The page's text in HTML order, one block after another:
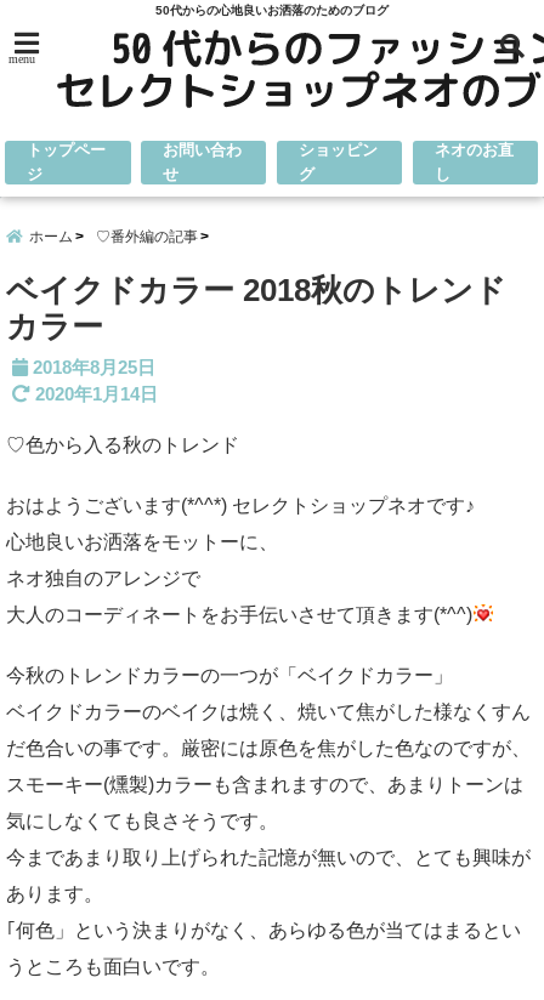
50代からの心地良いお洒落のためのブログ
menu
トップペー
ジ
お問い合わ
せ
ショッピン
グ
ネオのお直
し
ホーム ♡番外編の記事
ベイクドカラー 2018秋のトレンド
カラー
2018年8月25日
2020年1月14日
♡色から入る秋のトレンド
おはようございます(*^^*) セレクトショップネオです♪
心地良いお洒落をモットーに、
ネオ独自のアレンジで
大人のコーディネートをお手伝いさせて頂きます(*^^)
今秋のトレンドカラーの一つが「ベイクドカラー」
ベイクドカラーのベイクは焼く、焼いて焦がした様なくすん
だ色合いの事です。厳密には原色を焦がした色なのですが、
スモーキー(燻製)カラーも含まれますので、あまりトーンは
気にしなくても良さそうです。
今まであまり取り上げられた記憶が無いので、とても興味が
あります。
｢何色」という決まりがなく、あらゆる色が当てはまるとい
うところも面白いです。